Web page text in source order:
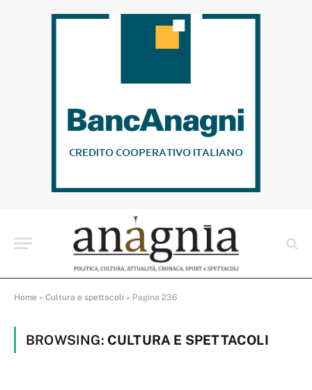
Home » Cultura e spettacoli » Pagina 236
BROWSING: CULTURA E SPETTACOLI